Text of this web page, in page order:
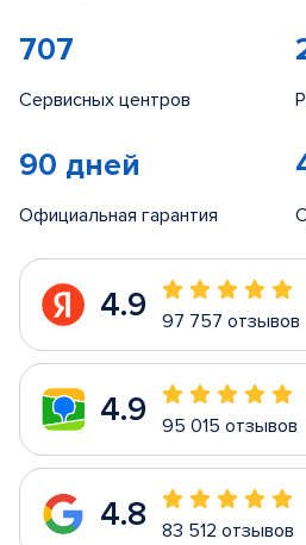
707
Сервисных центров
90 дней
Официальная гарантия
4.9 97 757 отзывов
4.9 95 015 отзывов
4.8 83 512 отзывов